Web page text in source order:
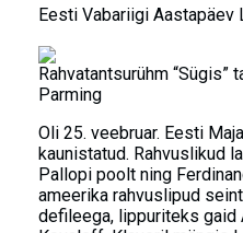
Eesti Vabariigi Aastapäev
Rahvatantsurühm “Sügis”
Parming
Oli 25. veebruar. Eesti
kaunistatud. Rahvuslikud
Pallopi poolt ning
ameerika rahvuslipud
defileega, lippuriteks gaid